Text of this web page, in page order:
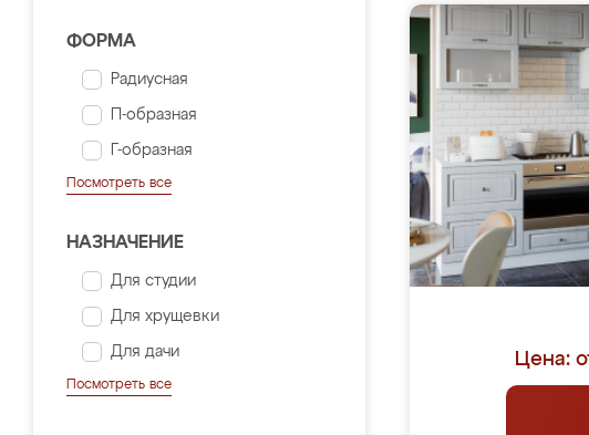
ФОРМА
Радиусная
П-образная
Г-образная
Посмотреть все
НАЗНАЧЕНИЕ
Для студии
Для хрущевки
Для дачи
Посмотреть все
Цена: